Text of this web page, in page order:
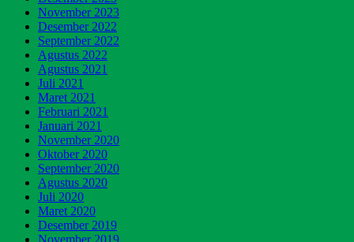
November 2023
Desember 2022
September 2022
Agustus 2022
Agustus 2021
Juli 2021
Maret 2021
Februari 2021
Januari 2021
November 2020
Oktober 2020
September 2020
Agustus 2020
Juli 2020
Maret 2020
Desember 2019
November 2019